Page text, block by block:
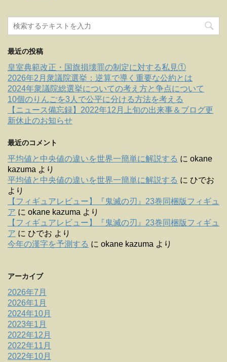
最近の投稿
皇室典範改正・国旗損壊罪の制定に対する私見①
2026年2月衆議院選挙：逆算で導く重要な公約とは
2024年衆議院総選挙についての考え方と争点について
10個のりんごを3人で公平に分ける方法を考える
【ニュース備忘録】2022年12月上旬の出来事＆ブログ更
新休止のお知らせ
最近のコメント
平均値と中央値の違いを世界一簡単に解説する に okane
kazuma より
平均値と中央値の違いを世界一簡単に解説する に ひでお
より
【フィギュアレビュー】『鬼滅の刃』23巻同梱版フィギュ
ア に okane kazuma より
【フィギュアレビュー】『鬼滅の刃』23巻同梱版フィギュ
ア に ひでお より
今年の漢字を予測する に okane kazuma より
アーカイブ
2026年7月
2026年1月
2024年10月
2023年1月
2022年12月
2022年11月
2022年10月